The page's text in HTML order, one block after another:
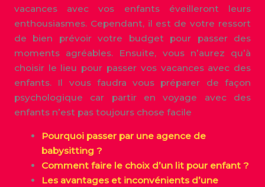
vacances avec vos enfants éveilleront leurs
enthousiasmes. Cependant, il est de votre ressort
de bien prévoir votre budget pour passer des
moments agréables. Ensuite, vous n’aurez qu’à
choisir le lieu pour passer vos vacances avec des
enfants. Il vous faudra vous préparer de façon
psychologique car partir en voyage avec des
enfants n’est pas toujours chose facile
Pourquoi passer par une agence de
babysitting ?
Comment faire le choix d’un lit pour enfant ?
Les avantages et inconvénients d’une